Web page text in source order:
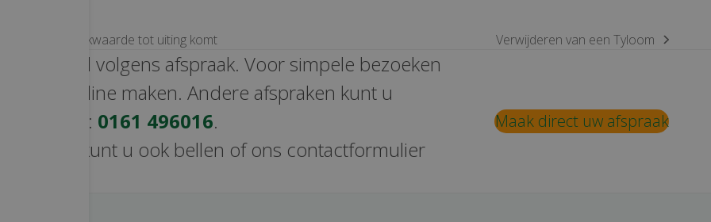
een hoge fokwaarde tot uiting komt
next
Verwijderen van een Tyloom
uitsluitend volgens afspraak. Voor simpele bezoeken
direct online maken. Andere afspraken kunt u
maken via: 0161 496016.
vragen kunt u ook bellen of ons contactformulier
Maak direct uw afspraak